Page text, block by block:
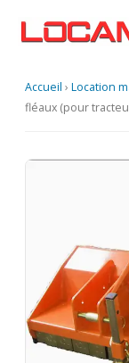
Accueil › Location
fléaux (pour